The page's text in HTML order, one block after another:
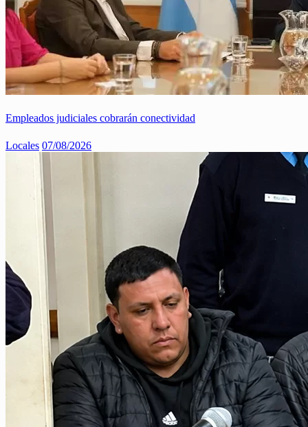
Empleados judiciales cobrarán conectividad
Locales 07/08/2026